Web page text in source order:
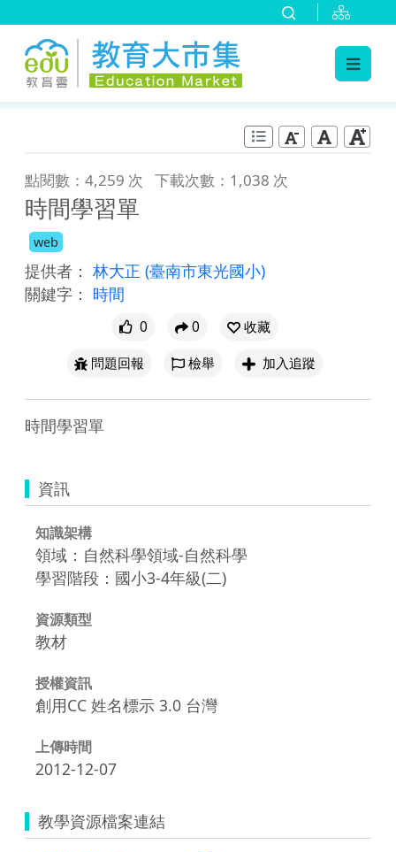
點閱數：4,259 次 下載次數：1,038 次
時間學習單
web
提供者： 林大正 (臺南市東光國小)
關鍵字： 時間
0 0
收藏
問題回報
檢舉 加入追蹤
時間學習單
資訊
知識架構
領域：自然科學領域-自然科學
學習階段：國小3-4年級(二)
資源類型
教材
授權資訊
創用CC 姓名標示 3.0 台灣
上傳時間
2012-12-07
教學資源檔案連結